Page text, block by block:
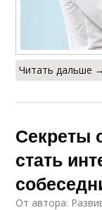
Читать дальше
Секреты
стать
От автора: